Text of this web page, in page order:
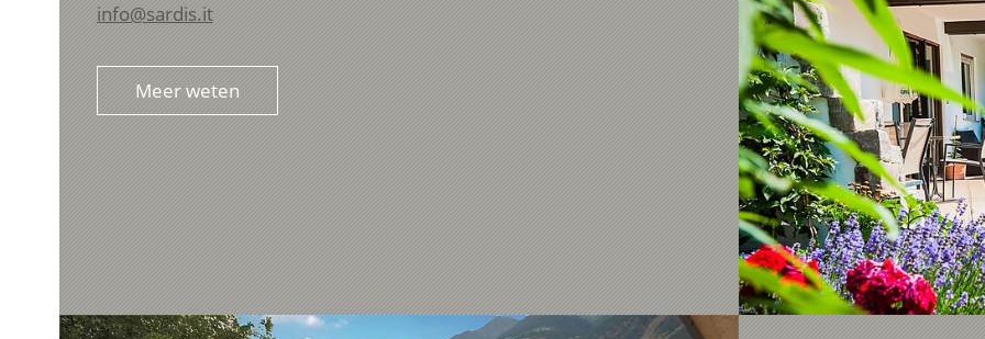
info@sardis.it
Meer weten